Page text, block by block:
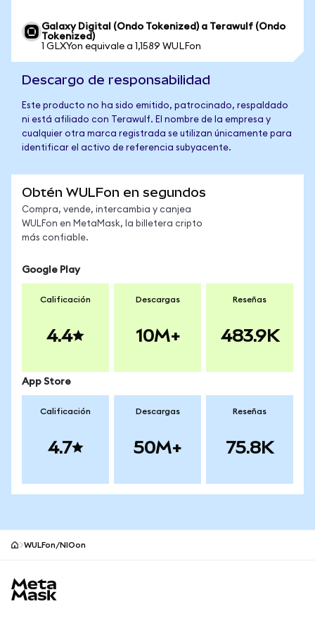
Galaxy Digital (Ondo Tokenized) a Terawulf (Ondo
Tokenized)
1 GLXYon equivale a 1,1589 WULFon
Descargo de responsabilidad
Este producto no ha sido emitido, patrocinado, respaldado
ni está afiliado con Terawulf. El nombre de la empresa y
cualquier otra marca registrada se utilizan únicamente para
identificar el activo de referencia subyacente.
Obtén WULFon en segundos
Compra, vende, intercambia y canjea
WULFon en MetaMask, la billetera cripto
más confiable.
Google Play
Calificación
4.4
Descargas
10M+
Reseñas
483.9K
App Store
Calificación
4.7
Descargas
50M+
Reseñas
75.8K
WULFon/NIOon